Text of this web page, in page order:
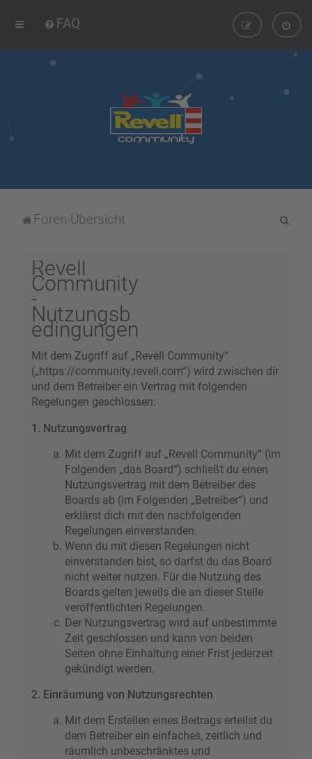
FAQ
Foren-Übersicht
Revell
Community
-
Nutzungsb
edingungen
Mit dem Zugriff auf „Revell Community“
(„https://community.revell.com“) wird zwischen dir
und dem Betreiber ein Vertrag mit folgenden
Regelungen geschlossen:
1. Nutzungsvertrag
Mit dem Zugriff auf „Revell Community“ (im
Folgenden „das Board“) schließt du einen
Nutzungsvertrag mit dem Betreiber des
Boards ab (im Folgenden „Betreiber“) und
erklärst dich mit den nachfolgenden
Regelungen einverstanden.
Wenn du mit diesen Regelungen nicht
einverstanden bist, so darfst du das Board
nicht weiter nutzen. Für die Nutzung des
Boards gelten jeweils die an dieser Stelle
veröffentlichten Regelungen.
Der Nutzungsvertrag wird auf unbestimmte
Zeit geschlossen und kann von beiden
Seiten ohne Einhaltung einer Frist jederzeit
gekündigt werden.
2. Einräumung von Nutzungsrechten
Mit dem Erstellen eines Beitrags erteilst du
dem Betreiber ein einfaches, zeitlich und
räumlich unbeschränktes und